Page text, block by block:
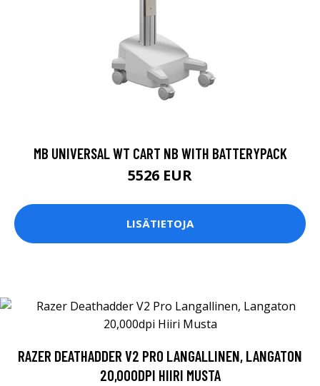
MB UNIVERSAL WT CART NB WITH BATTERYPACK
5526 EUR
LISÄTIETOJA
RAZER DEATHADDER V2 PRO LANGALLINEN, LANGATON
20,000DPI HIIRI MUSTA